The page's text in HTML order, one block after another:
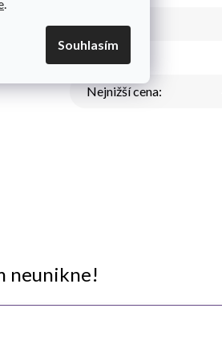
Souhlasím
neunikne!
Kategorie
Nejnižší cena: